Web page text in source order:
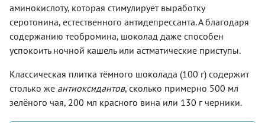
аминокислоту, которая стимулирует выработку
серотонина, естественного антидепрессанта. А благодаря
содержанию теобромина, шоколад даже способен
успокоить ночной кашель или астматические приступы.
Классическая плитка тёмного шоколада (100 г) содержит
столько же антиоксидантов, сколько примерно 500 мл
зелёного чая, 200 мл красного вина или 130 г черники.